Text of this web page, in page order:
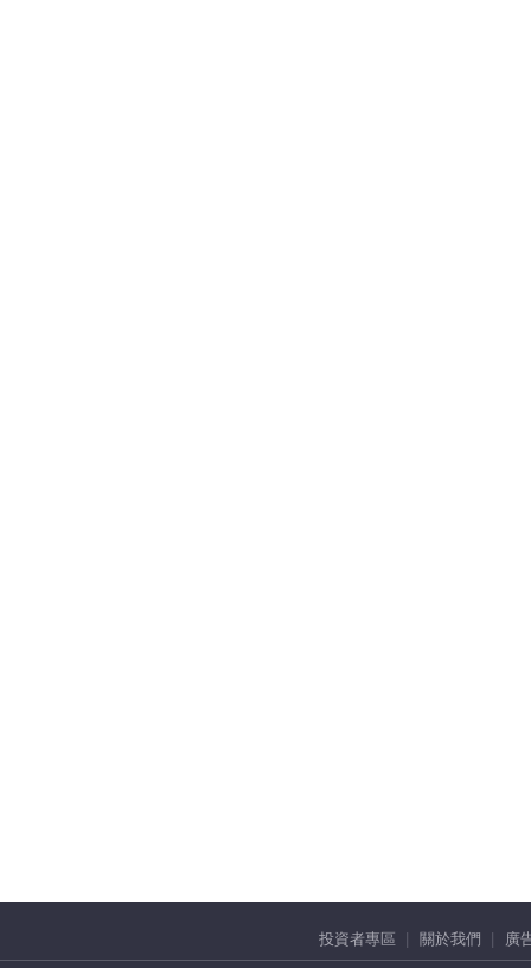
投資者專區 關於我們 廣